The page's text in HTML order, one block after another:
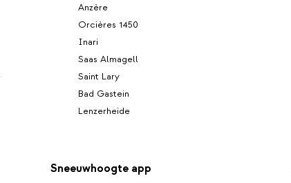
Anzère
Orcières 1450
Inari
Saas Almagell
Saint Lary
Bad Gastein
Lenzerheide
Sneeuwhoogte app